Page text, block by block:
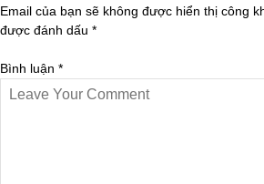
Email của bạn sẽ không được hiển thị công
được đánh dấu *
Bình luận *